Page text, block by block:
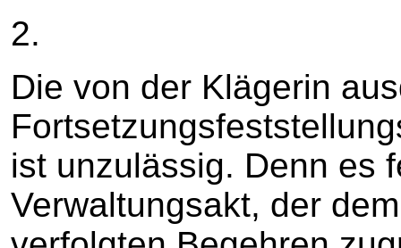
2.
Die von der Klägerin
ist unzulässig. Denn es
Verwaltungsakt, der